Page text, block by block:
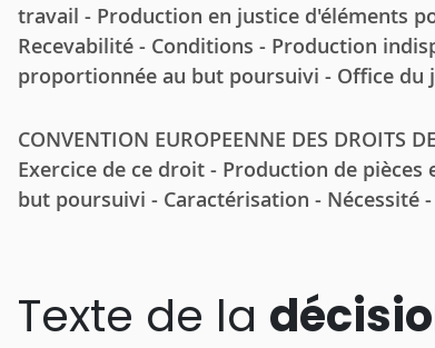
travail - Production en justice d'éléments
Recevabilité - Conditions - Production
proportionnée au but poursuivi - Office du
CONVENTION EUROPEENNE DES
Exercice de ce droit - Production de
but poursuivi - Caractérisation - Nécessité
Texte de la